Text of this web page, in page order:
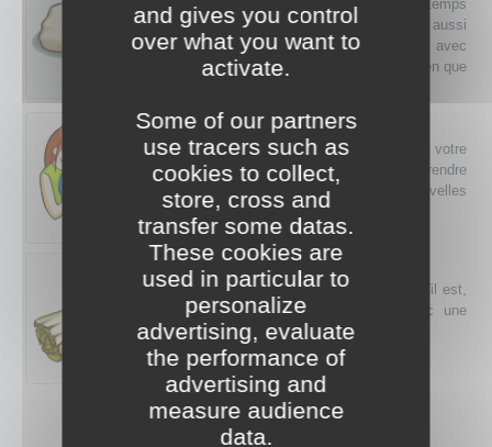
"La plus coûteuse des dépenses , c'est le temps
perdu ". Vous le vérifiez tous les jours, aussi
votre mot d'ordre est "organisation" mais avec
tout de même des moments pour vous, rien que
Famille
Vous allez être inspiré par les membres de votre
famille aujourd’hui. Vous allez apprendre
beaucoup d’eux, et vous trouverez de nouvelles
façons d’apprécier votre famille.
Citation
"J'appelle sage celui qui, tout innocent qu'il est,
supporte les injures et les coups avec une
patience égale à sa force." Dhammadada
and gives you control
over what you want to
activate.
Some of our partners
use tracers such as
cookies to collect,
store, cross and
transfer some datas.
These cookies are
used in particular to
personalize
advertising, evaluate
the performance of
advertising and
measure audience
data.